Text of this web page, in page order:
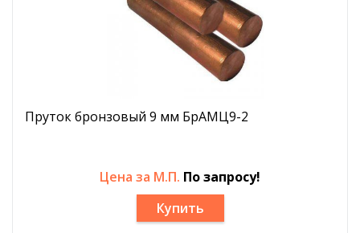
Пруток бронзовый 9 мм БрАМЦ9-2
Цена за М.П. По запросу!
Купить